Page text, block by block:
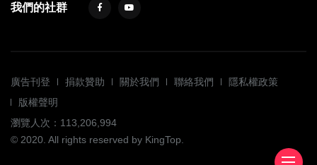
我們的社群
廣告刊登 捐款贊助 關於我們 聯絡我們
隱私權政策
版權聲明
瀏覽人次：113,206,994
© 2020. All rights reserved by KingTop.